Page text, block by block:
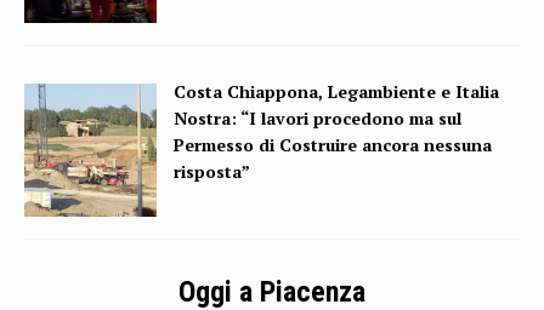
Costa Chiappona, Legambiente e Italia
Nostra: “I lavori procedono ma sul
Permesso di Costruire ancora nessuna
risposta”
Oggi a Piacenza